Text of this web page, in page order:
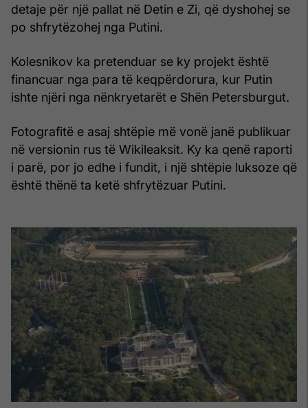
detaje për një pallat në Detin e Zi, që dyshohej se
po shfrytëzohej nga Putini.
Kolesnikov ka pretenduar se ky projekt është
financuar nga para të keqpërdorura, kur Putin
ishte njëri nga nënkryetarët e Shën Petersburgut.
Fotografitë e asaj shtëpie më vonë janë publikuar
në versionin rus të Wikileaksit. Ky ka qenë raporti
i parë, por jo edhe i fundit, i një shtëpie luksoze që
është thënë ta ketë shfrytëzuar Putini.